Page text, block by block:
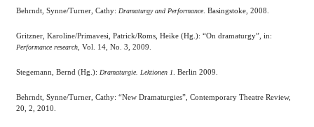
Behrndt, Synne/Turner, Cathy: Dramaturgy and Performance . Basingstoke, 2008.
Gritzner, Karoline/Primavesi, Patrick/Roms, Heike (Hg.): “On dramaturgy”, in:
Performance research , Vol. 14, No. 3, 2009.
Stegemann, Bernd (Hg.): Dramaturgie. Lektionen 1 . Berlin 2009.
Behrndt, Synne/Turner, Cathy: “New Dramaturgies”, Contemporary Theatre Review,
20, 2, 2010.